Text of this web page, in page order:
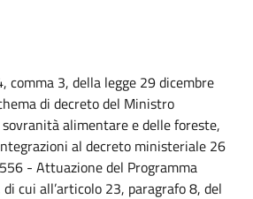
comma 3, della legge 29 dicembre
di decreto del Ministro
alimentare e delle foreste,
al decreto ministeriale 26
- Attuazione del Programma
cui all’articolo 23, paragrafo 8, del